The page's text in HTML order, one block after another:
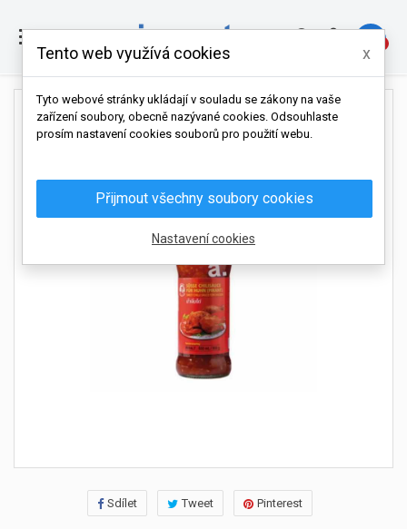

Sdílet Tweet Pinterest
Tento web využívá cookies x
Tyto webové stránky ukládají v souladu se zákony na vaše
zařízení soubory, obecně nazývané cookies. Odsouhlaste
prosím nastavení cookies souborů pro použití webu.
Přijmout všechny soubory cookies
Nastavení cookies